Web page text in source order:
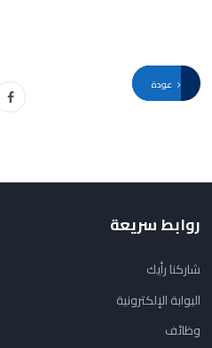
روابط سريعة
شاركنا رأيك
البوابة الإلكترونية
وظائف